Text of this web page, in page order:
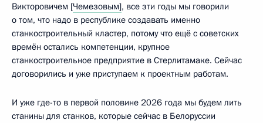
Викторовичем [Чемезовым], все эти годы мы говорили
о том, что надо в республике создавать именно
станкостроительный кластер, потому что ещё с советских
времён остались компетенции, крупное
станкостроительное предприятие в Стерлитамаке. Сейчас
договорились и уже приступаем к проектным работам.
И уже где-то в первой половине 2026 года мы будем лить
станины для станков, которые сейчас в Белоруссии